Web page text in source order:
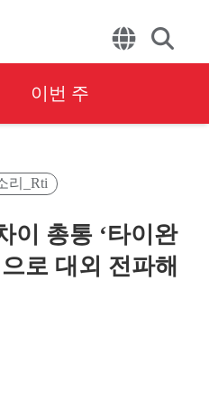
이번 주
리_Rti
이 총통 ‘타이완
로 대외 전파해